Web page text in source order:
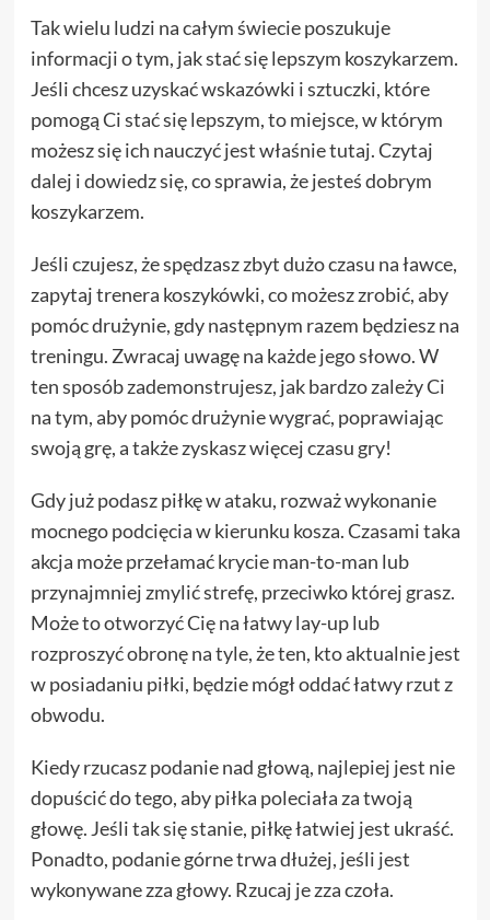
Tak wielu ludzi na całym świecie poszukuje
informacji o tym, jak stać się lepszym koszykarzem.
Jeśli chcesz uzyskać wskazówki i sztuczki, które
pomogą Ci stać się lepszym, to miejsce, w którym
możesz się ich nauczyć jest właśnie tutaj. Czytaj
dalej i dowiedz się, co sprawia, że jesteś dobrym
koszykarzem.
Jeśli czujesz, że spędzasz zbyt dużo czasu na ławce,
zapytaj trenera koszykówki, co możesz zrobić, aby
pomóc drużynie, gdy następnym razem będziesz na
treningu. Zwracaj uwagę na każde jego słowo. W
ten sposób zademonstrujesz, jak bardzo zależy Ci
na tym, aby pomóc drużynie wygrać, poprawiając
swoją grę, a także zyskasz więcej czasu gry!
Gdy już podasz piłkę w ataku, rozważ wykonanie
mocnego podcięcia w kierunku kosza. Czasami taka
akcja może przełamać krycie man-to-man lub
przynajmniej zmylić strefę, przeciwko której grasz.
Może to otworzyć Cię na łatwy lay-up lub
rozproszyć obronę na tyle, że ten, kto aktualnie jest
w posiadaniu piłki, będzie mógł oddać łatwy rzut z
obwodu.
Kiedy rzucasz podanie nad głową, najlepiej jest nie
dopuścić do tego, aby piłka poleciała za twoją
głowę. Jeśli tak się stanie, piłkę łatwiej jest ukraść.
Ponadto, podanie górne trwa dłużej, jeśli jest
wykonywane zza głowy. Rzucaj je zza czoła.